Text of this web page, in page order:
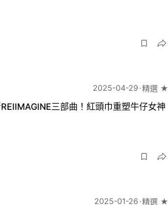
2025-04-29 精選 ★
三部曲！紅頭巾重塑牛仔女神
2025-01-26 精選 ★